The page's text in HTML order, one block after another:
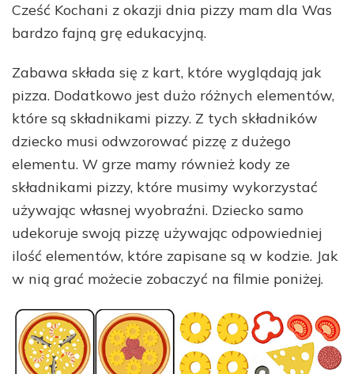
Cześć Kochani z okazji dnia pizzy mam dla Was
bardzo fajną grę edukacyjną.
Zabawa składa się z kart, które wyglądają jak
pizza. Dodatkowo jest dużo różnych elementów,
które są składnikami pizzy. Z tych składników
dziecko musi odwzorować pizzę z dużego
elementu. W grze mamy również kody ze
składnikami pizzy, które musimy wykorzystać
używając własnej wyobraźni. Dziecko samo
udekoruje swoją pizzę używając odpowiedniej
ilość elementów, które zapisane są w kodzie. Jak
w nią grać możecie zobaczyć na filmie poniżej.